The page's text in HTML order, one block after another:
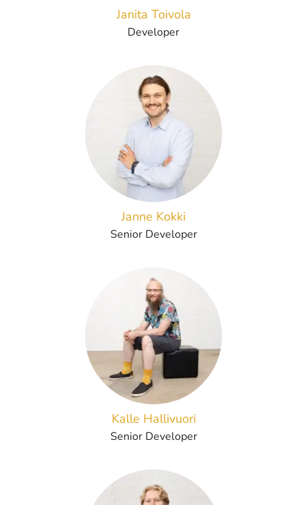
Janita Toivola
Developer
Janne Kokki
Senior Developer
Kalle Hallivuori
Senior Developer